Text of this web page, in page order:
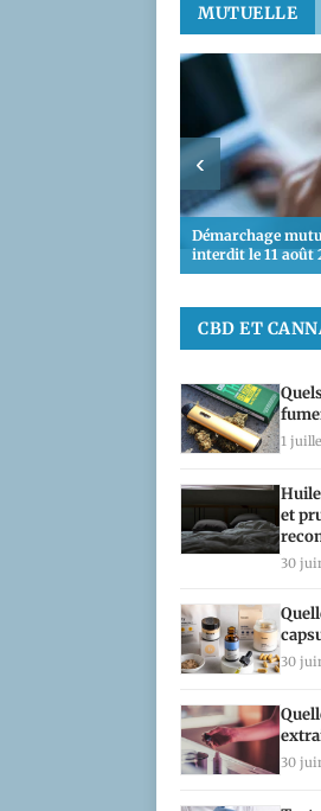
MUTUELLE
Démarchage
interdit le 11 août
‹
CBD ET
1
et
30
30
30